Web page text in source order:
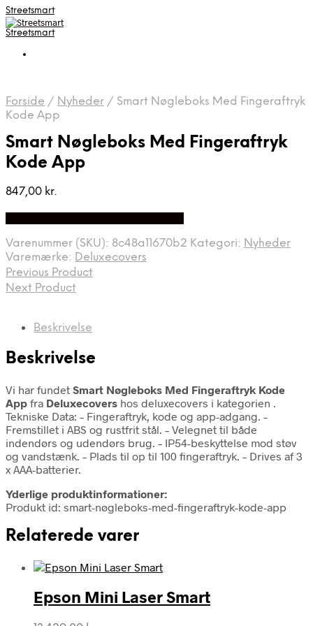
Streetsmart
Streetsmart
Forside / Nyheder / Smart Nøgleboks Med Fingeraftryk
Kode App
Smart Nøgleboks Med Fingeraftryk
Kode App
847,00 kr.
Varenummer (SKU): 8c48a11670b2 Kategori: Nyheder
Varemærke: Deluxecovers
Previous Product
Next Product
Beskrivelse
Beskrivelse
Vi har fundet Smart Nøgleboks Med Fingeraftryk Kode
App fra Deluxecovers hos deluxecovers i kategorien .
Tekniske Data: – Fingeraftryk, kode og app-adgang. –
Fremstillet i ABS og rustfrit stål. – Velegnet til både
indendørs og udendørs brug. – IP54-beskyttelse mod støv
og vandstænk. – Plads til op til 100 fingeraftryk. – Drives af 3
x AAA-batterier.
Yderlige produktinformationer:
Produkt id: smart-nøgleboks-med-fingeraftryk-kode-app
Relaterede varer
Epson Mini Laser Smart